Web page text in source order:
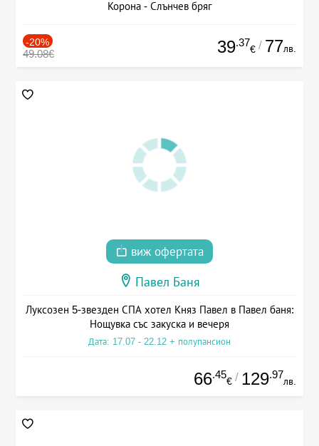
Корона - Слънчев бряг
-20%
49.08€ 39.37
€ / 77лв.
виж офертата
Павел Баня
Луксозен 5-звезден СПА хотел Княз Павел в Павел баня:
Нощувка със закуска и вечеря
Дата: 17.07 - 22.12 + полупансион
66.45
€ / 129.97
лв.